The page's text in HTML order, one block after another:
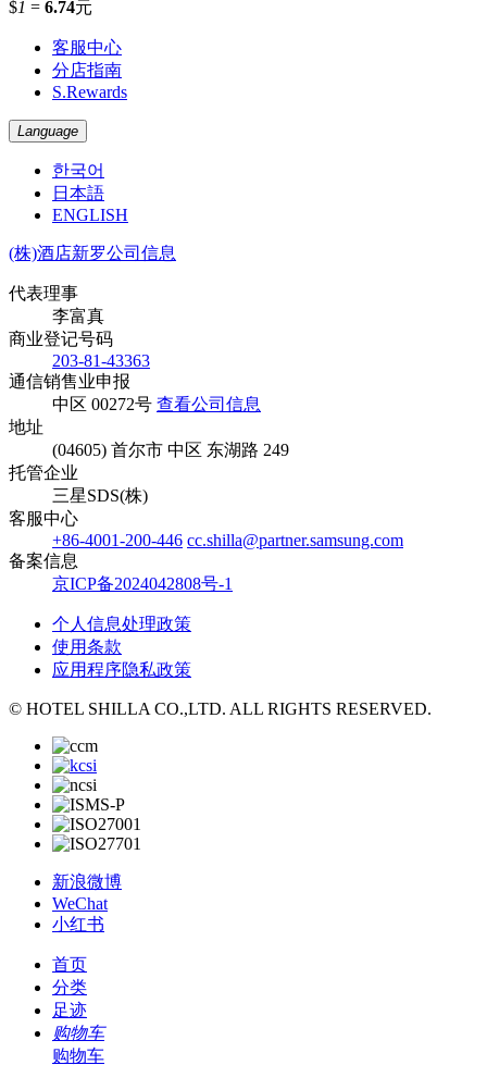
$1 = 6.74元
客服中心
分店指南
S.Rewards
Language
한국어
日本語
ENGLISH
(株)酒店新罗公司信息
代表理事
李富真
商业登记号码
203-81-43363
通信销售业申报
中区 00272号 查看公司信息
地址
(04605) 首尔市 中区 东湖路 249
托管企业
三星SDS(株)
客服中心
+86-4001-200-446 cc.shilla@partner.samsung.com
备案信息
京ICP备2024042808号-1
个人信息处理政策
使用条款
应用程序隐私政策
© HOTEL SHILLA CO.,LTD. ALL RIGHTS RESERVED.
新浪微博
WeChat
小红书
首页
分类
足迹
购物车
购物车